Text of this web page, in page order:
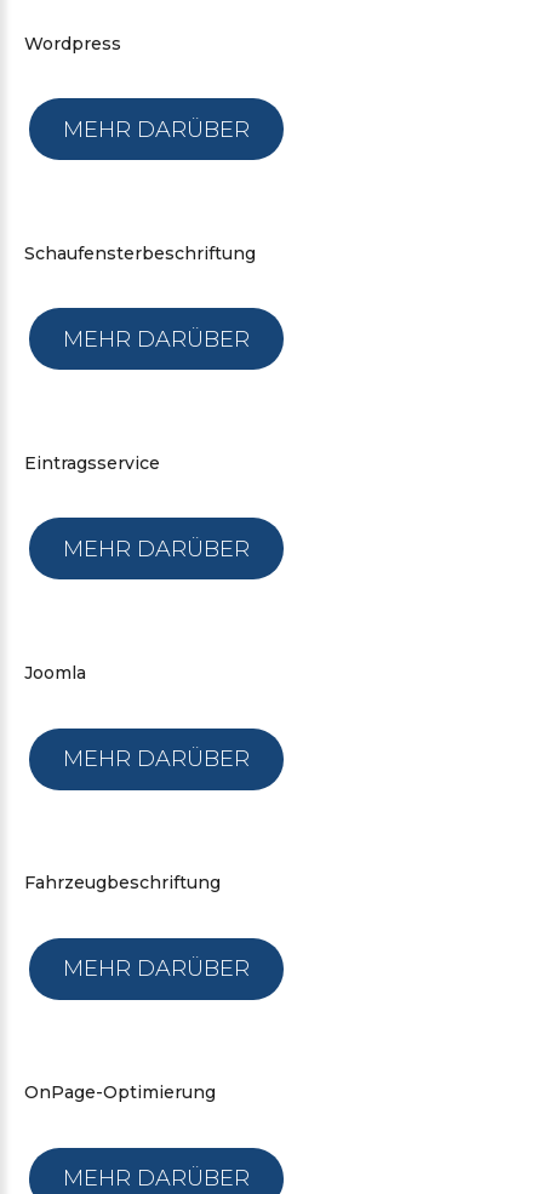
Wordpress
MEHR DARÜBER
Schaufensterbeschriftung
MEHR DARÜBER
Eintragsservice
MEHR DARÜBER
Joomla
MEHR DARÜBER
Fahrzeugbeschriftung
MEHR DARÜBER
OnPage-Optimierung
MEHR DARÜBER